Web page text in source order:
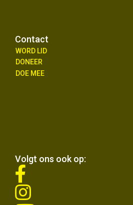
Contact
WORD LID
DONEER
DOE MEE
Volgt ons ook op:
facebook-
f
fab
fa-